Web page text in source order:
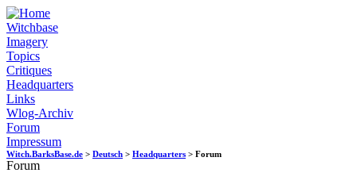
Witchbase
Imagery
Topics
Critiques
Headquarters
Links
Wlog-Archiv
Forum
Impressum
Witch.BarksBase.de > Deutsch > Headquarters > Forum
Forum